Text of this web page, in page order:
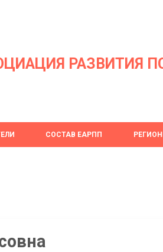
РАЗВИТИЯ
СОСТАВ ЕАРПП